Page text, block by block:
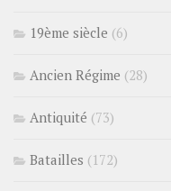
19ème siècle (6)
Ancien Régime (28)
Antiquité (73)
Batailles (172)